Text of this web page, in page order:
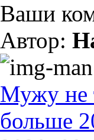
Ваши
Автор:
Мужу не
больше